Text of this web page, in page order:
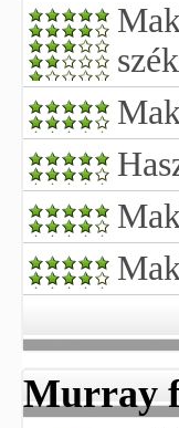
Murray